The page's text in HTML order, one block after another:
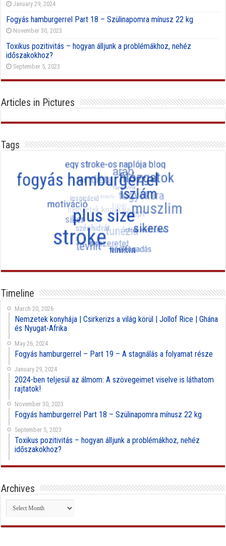
January 29, 2024
Fogyás hamburgerrel Part 18 – Szülinapomra mínusz 22 kg
November 30, 2023
Toxikus pozitivitás – hogyan álljunk a problémákhoz, nehéz
időszakokhoz?
September 5, 2023
Articles in Pictures
Tags
Timeline
March 20, 2026
Nemzetek konyhája | Csirkerizs a világ körül | Jollof Rice | Ghána
és Nyugat-Afrika
May 26, 2024
Fogyás hamburgerrel – Part 19 – A stagnálás a folyamat része
January 29, 2024
2024-ben teljesül az álmom: A szövegeimet viselve is láthatom
rajtatok!
November 30, 2023
Fogyás hamburgerrel Part 18 – Szülinapomra mínusz 22 kg
September 5, 2023
Toxikus pozitivitás – hogyan álljunk a problémákhoz, nehéz
időszakokhoz?
Archives
Archives